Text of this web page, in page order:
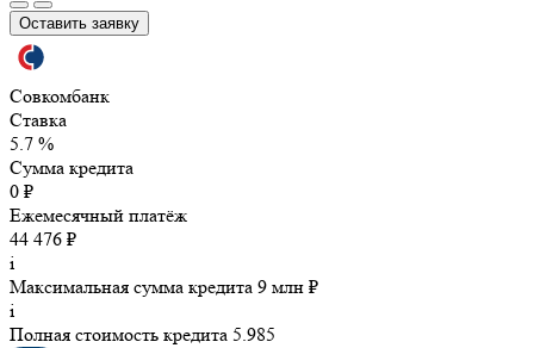
Оставить заявку
Совкомбанк
Ставка
5.7 %
Сумма кредита
0 ₽
Ежемесячный платёж
44 476 ₽
i
Максимальная сумма кредита 9 млн ₽
i
Полная стоимость кредита 5.985